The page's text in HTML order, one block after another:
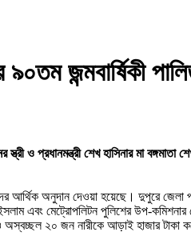
জন্মবার্ষিকী
ও প্রধানমন্ত্রী শেখ হাসিনার মা
আর্থিক অনুদান দেওয়া হয়েছে। দুপুরে
এবং মেট্রোপলিটন পুলিশের উপ-কমিশনার
অস্বচ্ছল ২০ জন নারীকে আড়াই হাজার টাকা